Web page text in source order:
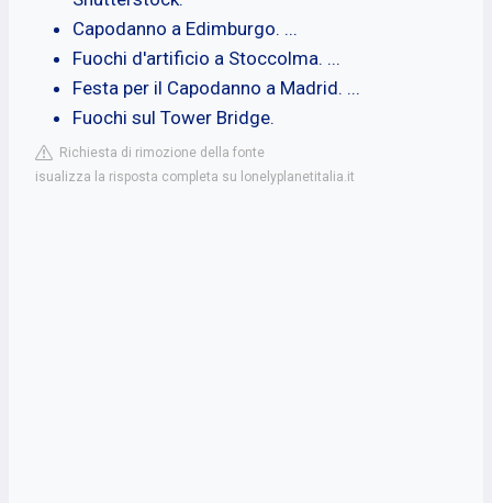
Capodanno a Edimburgo. ...
Fuochi d'artificio a Stoccolma. ...
Festa per il Capodanno a Madrid. ...
Fuochi sul Tower Bridge.
Richiesta di rimozione della fonte
isualizza la risposta completa su lonelyplanetitalia.it